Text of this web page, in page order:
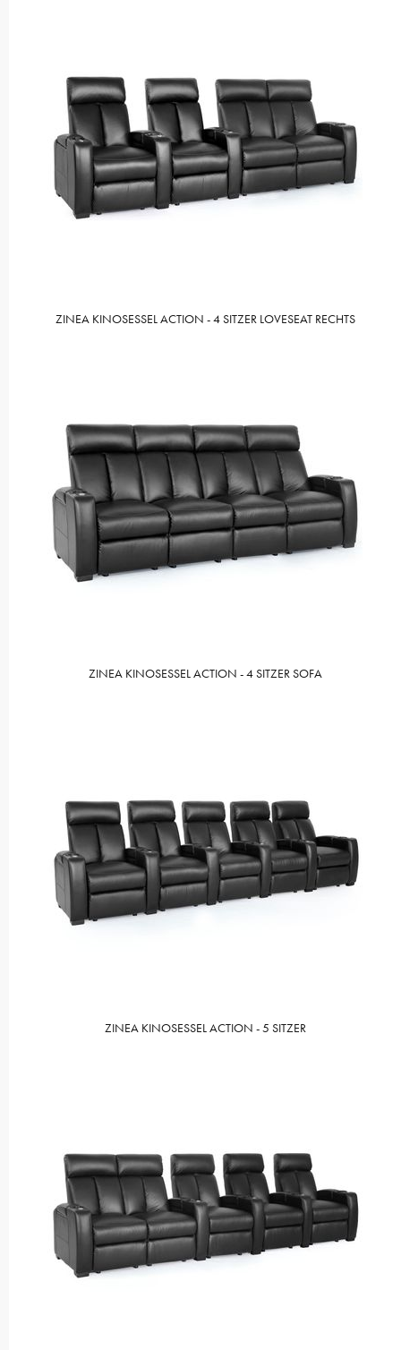
ZINEA KINOSESSEL ACTION - 4 SITZER LOVESEAT RECHTS
ZINEA KINOSESSEL ACTION - 4 SITZER SOFA
ZINEA KINOSESSEL ACTION - 5 SITZER